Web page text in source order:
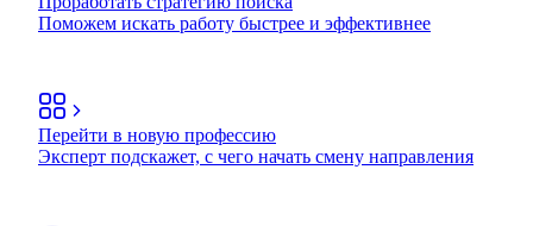
Поможем искать работу быстрее и эффективнее
Перейти в новую профессию
Эксперт подскажет, с чего начать смену направления